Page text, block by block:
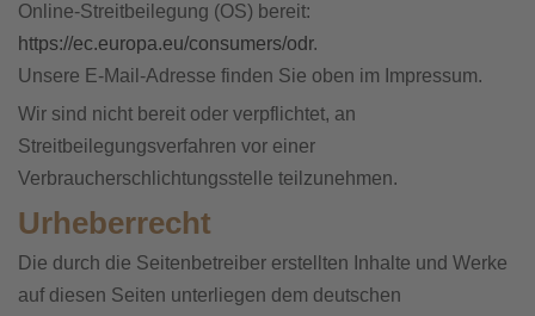
Online-Streitbeilegung (OS) bereit:
https://ec.europa.eu/consumers/odr.
Unsere E-Mail-Adresse finden Sie oben im Impressum.
Wir sind nicht bereit oder verpflichtet, an
Streitbeilegungsverfahren vor einer
Verbraucherschlichtungsstelle teilzunehmen.
Urheberrecht
Die durch die Seitenbetreiber erstellten Inhalte und Werke
auf diesen Seiten unterliegen dem deutschen